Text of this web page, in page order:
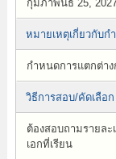
กุมภาพันธ์ 25,
หมายเหตุเกี่ยวกับก
กำหนดการแตกต่า
วิธีการสอบ/คัดเลือก
ต้องสอบถามรายล
เอกที่เรียน